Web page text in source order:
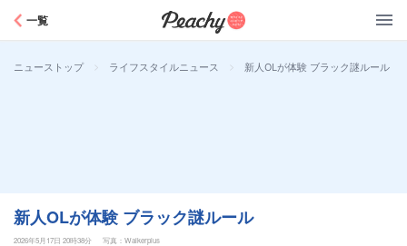
一覧
ニューストップ > ライフスタイルニュース > 新人OLが体験 ブラック謎ルール
新人OLが体験 ブラック謎ルール
2026年5月17日 20時38分 写真：Walkerplus